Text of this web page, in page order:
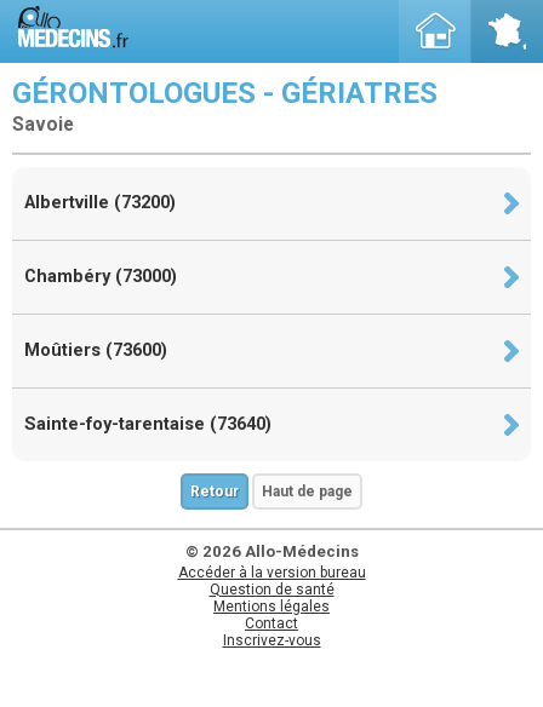
GÉRONTOLOGUES - GÉRIATRES
Savoie
Albertville (73200)
Chambéry (73000)
Moûtiers (73600)
Sainte-foy-tarentaise (73640)
Retour Haut de page
© 2026 Allo-Médecins
Accéder à la version bureau
Question de santé
Mentions légales
Contact
Inscrivez-vous